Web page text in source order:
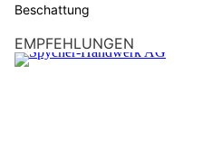
Beschattung
EMPFEHLUNGEN